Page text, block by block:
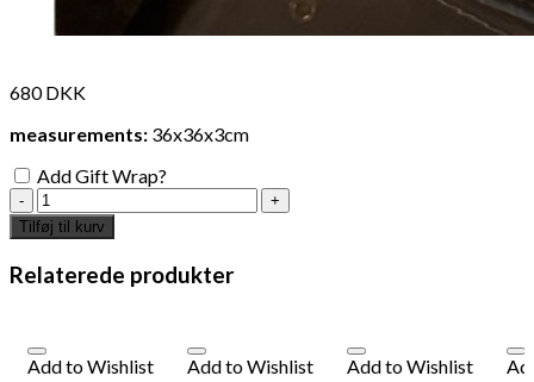
680DKK
measurements: 36x36x3cm
Add Gift Wrap?
1920
Japanese
auburn
lacquered
tray
Tilføj til kurv
Relaterede produkter
Add to Wishlist
Add to Wishlist
Add to Wishlist